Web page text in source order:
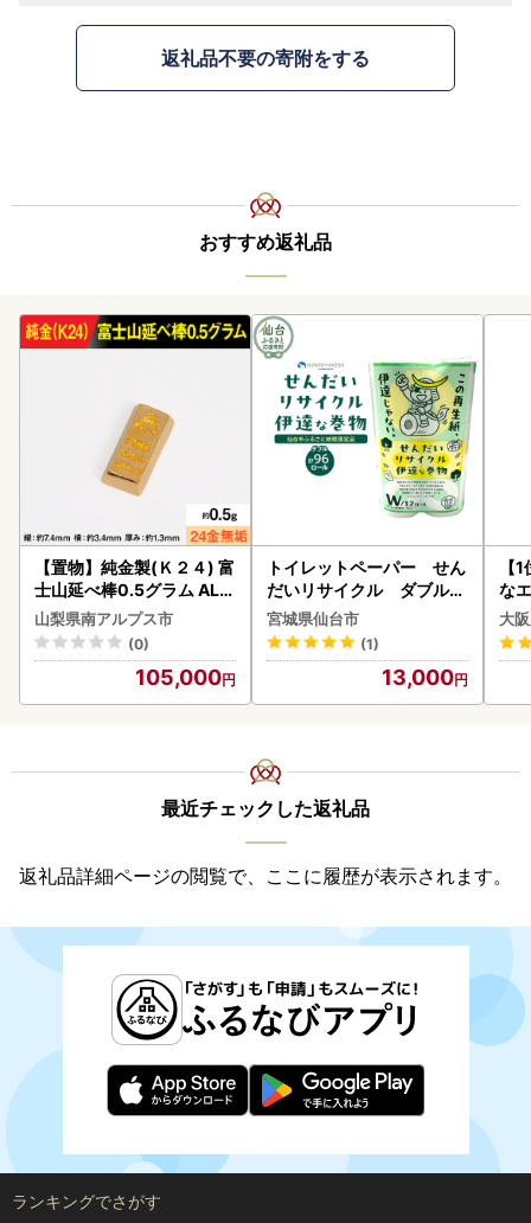
返礼品不要の寄附をする
おすすめ返礼品
【置物】純金製(Ｋ２４) 富
士山延べ棒0.5グラム ALP
BK181
山梨県南アルプス市
(0)
105,000
トイレットペーパー せん
だいリサイクル ダブル9
6ロール｜トイレット
宮城県仙台市
(1)
13,000
【
な
大
最近チェックした返礼品
返礼品詳細ページの閲覧で、ここに履歴が表示されます。
ランキングでさがす